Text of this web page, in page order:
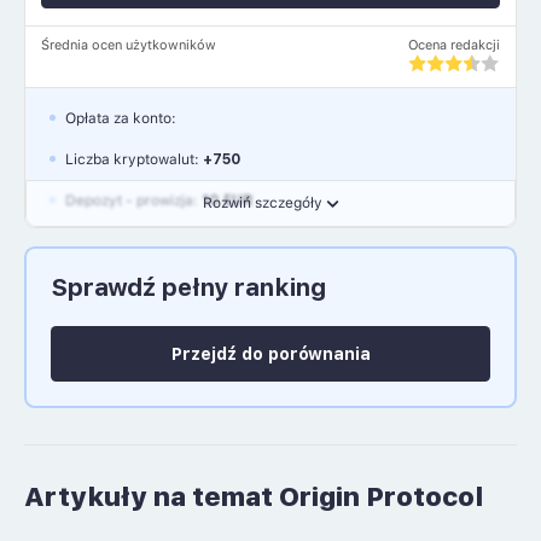
Średnia ocen użytkowników Ocena redakcji
Rozwiń szczegóły
Opłata za konto:
Liczba kryptowalut: +750
Depozyt - prowizja: 10 EUR
Język polski: NIE
Sprawdź pełny ranking
Przejdź do porównania
Artykuły na temat Origin Protocol